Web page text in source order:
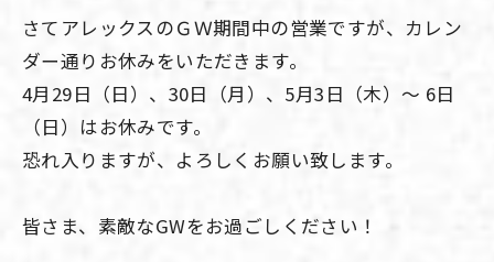
さてアレックスのＧＷ期間中の営業ですが、カレン
ダー通りお休みをいただきます。
4月29日（日）、30日（月）、5月3日（木）～ 6日
（日）はお休みです。
恐れ入りますが、よろしくお願い致します。
皆さま、素敵なGWをお過ごしください！